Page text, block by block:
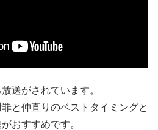
送がされています。
と仲直りのベストタイミングと
おすすめです。